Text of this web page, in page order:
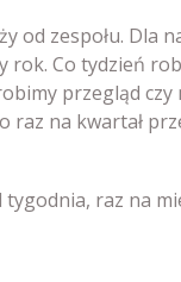
od zespołu. Dla
rok. Co tydzień
przegląd
raz na kwartał
raz na